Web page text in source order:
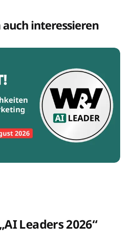
interessieren
Leaders 2026“